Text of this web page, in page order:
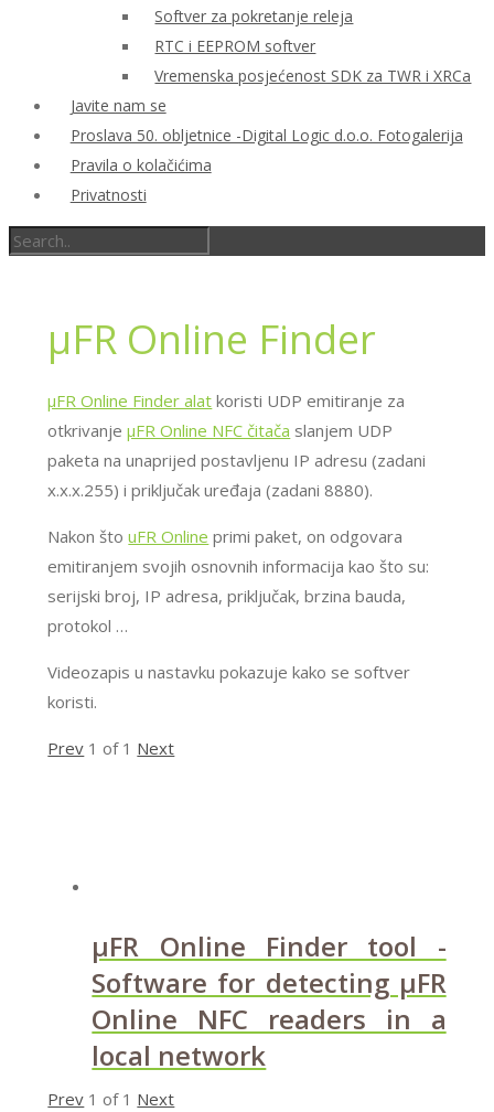
Softver za pokretanje releja
RTC i EEPROM softver
Vremenska posjećenost SDK za TWR i XRCa
Javite nam se
Proslava 50. obljetnice -Digital Logic d.o.o. Fotogalerija
Pravila o kolačićima
Privatnosti
μFR Online Finder
μFR Online Finder alat koristi UDP emitiranje za
otkrivanjeμFR Online NFC čitača slanjem UDP
paketa na unaprijed postavljenu IP adresu (zadani
x.x.x.255) i priključak uređaja (zadani 8880).
Nakon štouFR Online primi paket, on odgovara
emitiranjem svojih osnovnih informacija kao što su:
serijski broj, IP adresa, priključak, brzina bauda,
protokol …
Videozapis u nastavku pokazuje kako se softver
koristi.
Prev 1 of 1 Next
µFR Online Finder tool -
Software for detecting µFR
Online NFC readers in a
local network
Prev 1 of 1 Next